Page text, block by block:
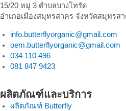
15/20 หมู่ 3 ตำบลบางโทรัด
อำเภอเมืองสมุทรสาคร จังหวัดสมุทรส
info.butterflyorganic@gmail.com
oem.butterflyorganic@gmail.com
034 110 496
081 847 9423
ผลิตภัณฑ์และบริการ
ผลิตภัณฑ์ Butterfly